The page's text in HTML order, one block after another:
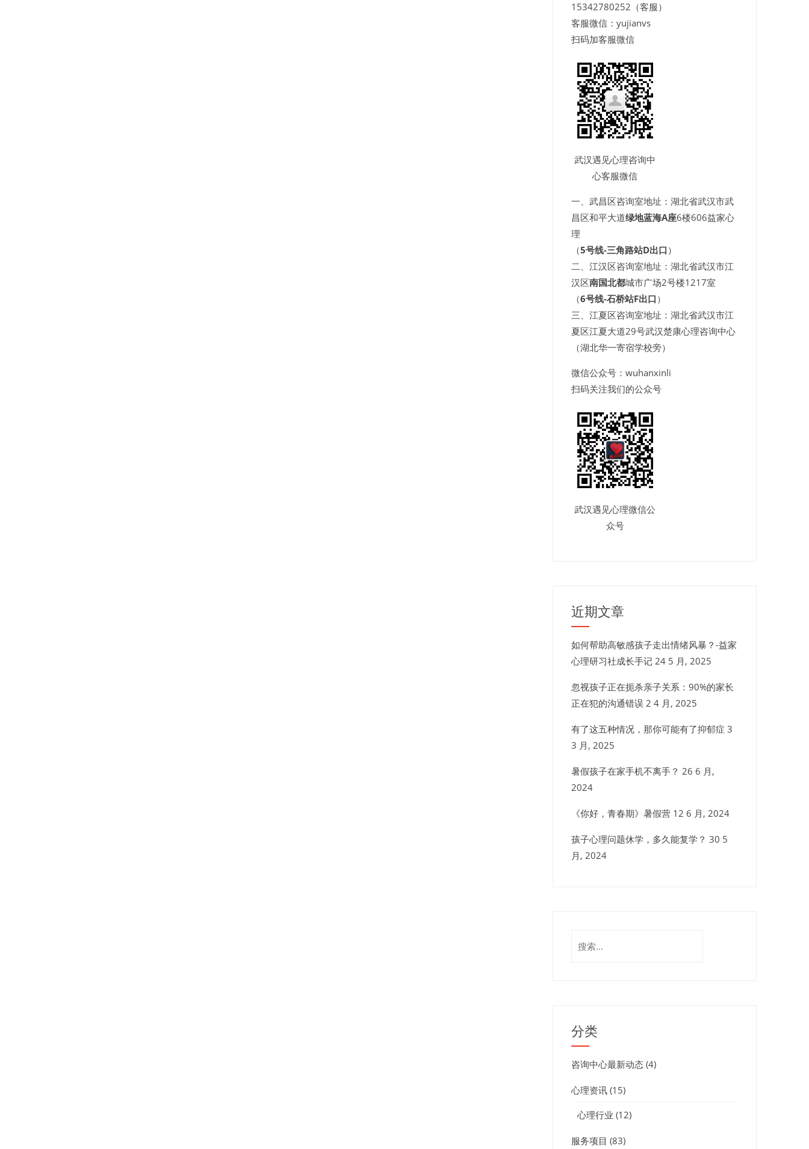
15342780252（客服）
客服微信：yujianvs
扫码加客服微信
武汉遇见心理咨询中
心客服微信
一、武昌区咨询室地址：湖北省武汉市武
昌区和平大道绿地蓝海A座6楼606益家心
理
（5号线-三角路站D出口 ）
二、江汉区咨询室地址：湖北省武汉市江
汉区南国北都城市广场2号楼1217室
（6号线-石桥站F出口 ）
三、江夏区咨询室地址：湖北省武汉市江
夏区江夏大道29号武汉楚康心理咨询中心
（湖北华一寄宿学校旁）
微信公众号：wuhanxinli
扫码关注我们的公众号
武汉遇见心理微信公
众号
近期文章
如何帮助高敏感孩子走出情绪风暴？-益家
心理研习社成长手记 24 5 月, 2025
忽视孩子正在扼杀亲子关系：90%的家长
正在犯的沟通错误 2 4 月, 2025
有了这五种情况，那你可能有了抑郁症 3
3 月, 2025
暑假孩子在家手机不离手？ 26 6 月,
2024
《你好，青春期》暑假营 12 6 月, 2024
孩子心理问题休学，多久能复学？ 30 5
月, 2024
索：
分类
咨询中心最新动态(4)
心理资讯(15)
心理行业 (12)
服务项目 (83)